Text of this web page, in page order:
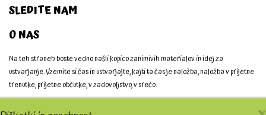
SLEDITE NAM
O NAS
Na teh straneh boste vedno našli kopico zanimivih materialov in idej za
ustvarjanje. Vzemite si čas in ustvarjajte, kajti ta čas je naložba, naložba v prijetne
trenutke, prijetne občutke, v zadovoljstvo, v srečo.
Ustvarjajmo skupaj!